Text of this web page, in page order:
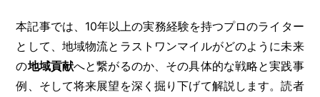
本記事では、10年以上の実務経験を持つプロのライター
として、地域物流とラストワンマイルがどのように未来
の地域貢献へと繋がるのか、その具体的な戦略と実践事
例、そして将来展望を深く掘り下げて解説します。読者